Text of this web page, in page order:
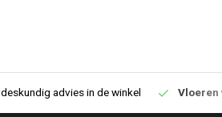
deskundig advies in de winkel Vloeren